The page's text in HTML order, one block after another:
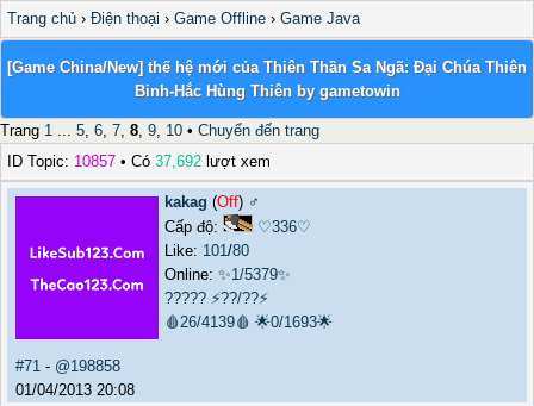
Trang chủ › Điện thoại › Game Offline › Game Java
[Game China/New] thế hệ mới của Thiên Thần Sa Ngã: Đại Chúa Thiên
Binh-Hắc Hùng Thiên by gametowin
Trang 1 ... 5, 6, 7, 8, 9, 10 • Chuyển đến trang
ID Topic: 10857 • Có 37,692 lượt xem
kakag (Off) ♂️
Cấp độ:
♡336♡
Like: 101/80
Online: ✨1/5379✨
????? ⚡??/??⚡
🩸26/4139🩸 🌟0/1693🌟
#71 - @198858
01/04/2013 20:08